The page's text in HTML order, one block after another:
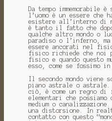
Da tempo immemorabile è
l’uomo è un essere che
esistere all’interno di
è tanto il fatto che
qualche altro mondo o
paradiso o l’inferno, ma
essere ancorati nel
fisico richiede che noi
fisico e quando questo
esso, come se fossimo in
Il secondo mondo viene
piano astrale o astrale.
ciò, è come un regno
elementari che
medium o canalizzazione.
una distorsione.
In
contatto con questo